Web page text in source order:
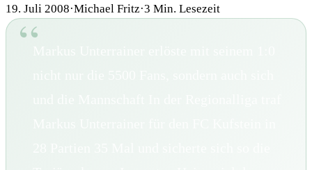
19. Juli 2008·Michael Fritz·3 Min. Lesezeit